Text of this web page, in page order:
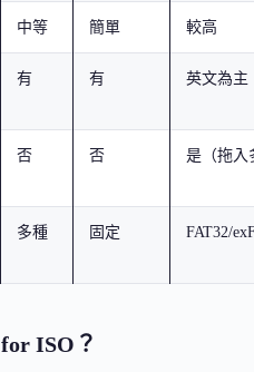
中等 簡單 較高
有 有 英文為主
否 否 是（拖入
多種 固定 FAT32/
ISO？